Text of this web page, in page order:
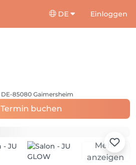
DE Einloggen
DE-85080 Gaimersheim
Termin buchen
Mehr
anzeigen